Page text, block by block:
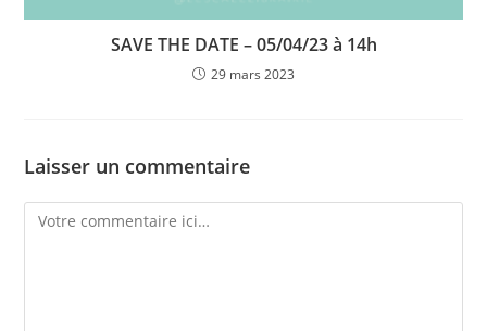
SAVE THE DATE – 05/04/23 à 14h
29 mars 2023
Laisser un commentaire